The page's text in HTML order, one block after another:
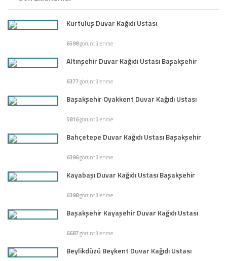
Kurtuluş Duvar Kağıdı Ustası
6598görüntülenme
Altınşehir Duvar Kağıdı Ustası Başakşehir
6377görüntülenme
Başakşehir Oyakkent Duvar Kağıdı Ustası
5816görüntülenme
Bahçetepe Duvar Kağıdı Ustası Başakşehir
6396görüntülenme
Kayabaşı Duvar Kağıdı Ustası Başakşehir
6398görüntülenme
Başakşehir Kayaşehir Duvar Kağıdı Ustası
6687görüntülenme
Beylikdüzü Beykent Duvar Kağıdı Ustası